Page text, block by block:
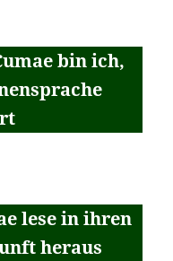
bin ich,
lese in ihren
heraus